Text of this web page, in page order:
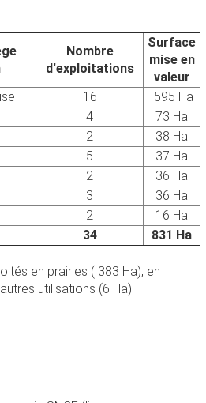
Nombre
d'exploitations
Surface
mise en
valeur
16
595 Ha
4
73 Ha
2
38 Ha
5
37 Ha
2
36 Ha
3
36 Ha
2
16 Ha
34 831 Ha
en prairies ( 383 Ha), en
utilisations (6 Ha)